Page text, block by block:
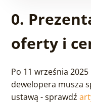
0.
oferty i
Po 11 września
dewelopera musza
ustawą - sprawdź